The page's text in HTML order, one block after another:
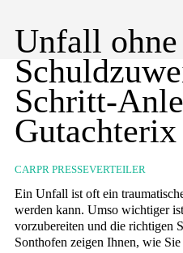
Unfall
Schritt-
CARPR PRESSEVERTEILER
Ein Unfall ist oft ein
werden kann. Umso wichtiger
vorzubereiten und die richtigen
Sonthofen zeigen Ihnen, wie